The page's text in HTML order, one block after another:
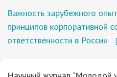
Важность зарубежного
принципов корпоративной
ответственности в России